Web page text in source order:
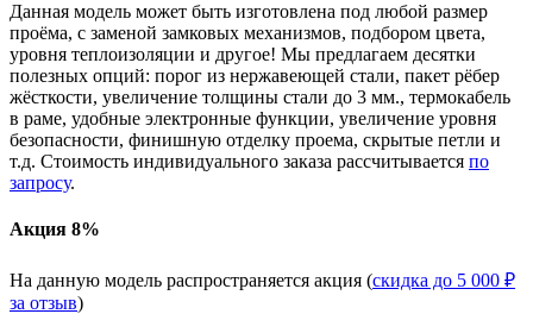
Данная модель может быть изготовлена под любой размер
проёма, с заменой замковых механизмов, подбором цвета,
уровня теплоизоляции и другое! Мы предлагаем десятки
полезных опций: порог из нержавеющей стали, пакет рёбер
жёсткости, увеличение толщины стали до 3 мм., термокабель
в раме, удобные электронные функции, увеличение уровня
безопасности, финишную отделку проема, скрытые петли и
т.д. Стоимость индивидуального заказа рассчитывается по
запросу.
Акция 8%
На данную модель распространяется акция (скидка до 5 000 ₽
за отзыв)